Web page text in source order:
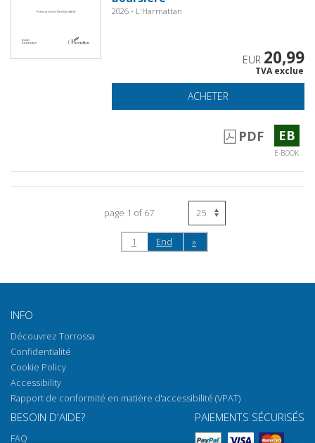
2026 - L'Harmattan
EUR 20,99
TVA exclue
ACHETER
PDF EB
E-BOOK
page 1 of 67
1 End »
INFO
Découvrez Torrossa
Confidentialité
Cookie Policy
Accessibility
Rapport de conformité en matière d'accessibilité (VPAT)
BESOIN D'AIDE?
FAQ
PAIEMENTS SÉCURISÉS